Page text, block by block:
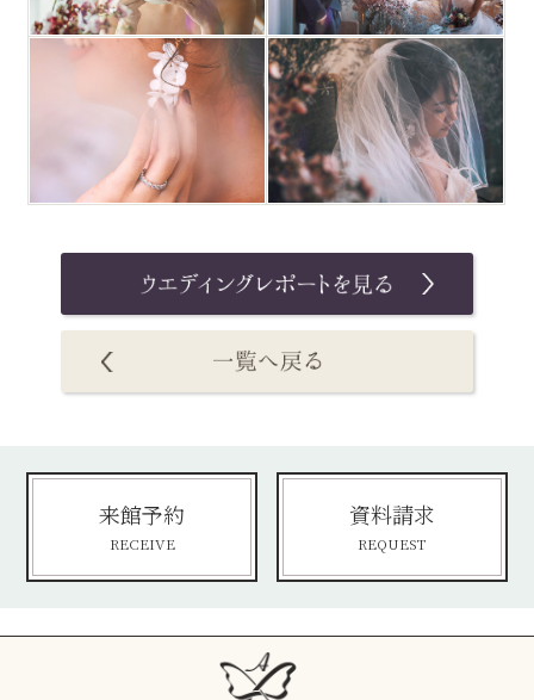
来館予約
RECEIVE
資料請求
REQUEST